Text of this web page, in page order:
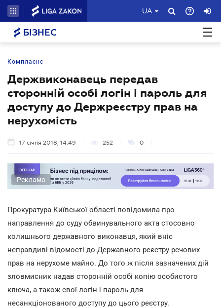
UA
БІЗНЕС
Комплаєнс
Держвиконавець передав
сторонній особі логін і пароль для
доступу до Держреєстру прав на
нерухомість
17 січня 2018, 14:49 252 0
Реклама
Прокуратура Київської області повідомила про
направлення до суду обвинувального акта стосовно
колишнього державного виконавця, який вніс
неправдиві відомості до Державного реєстру речових
прав на нерухоме майно. До того ж після зазначених дій
зловмисник надав сторонній особі копію особистого
ключа, а також свої логін і пароль для
несанкціонованого доступу до цього реєстру.